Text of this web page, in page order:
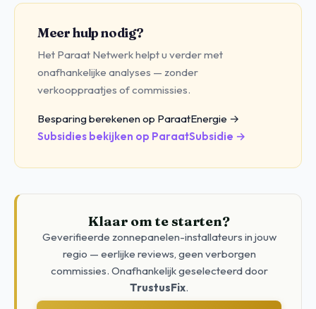
Meer hulp nodig?
Het Paraat Netwerk helpt u verder met
onafhankelijke analyses — zonder
verkooppraatjes of commissies.
Besparing berekenen op ParaatEnergie →
Subsidies bekijken op ParaatSubsidie →
Klaar om te starten?
Geverifieerde zonnepanelen-installateurs in jouw
regio — eerlijke reviews, geen verborgen
commissies. Onafhankelijk geselecteerd door
TrustusFix.